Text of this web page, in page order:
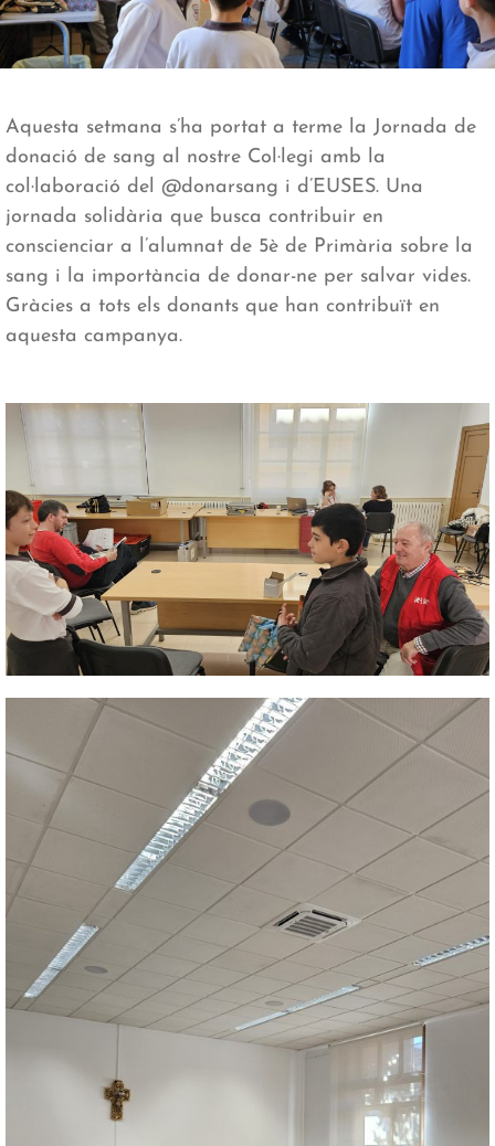
Aquesta setmana s’ha portat a terme la Jornada de
donació de sang al nostre Col·legi amb la
col·laboració del @donarsang i d’EUSES. Una
jornada solidària que busca contribuir en
conscienciar a l’alumnat de 5è de Primària sobre la
sang i la importància de donar-ne per salvar vides.
Gràcies a tots els donants que han contribuït en
aquesta campanya.